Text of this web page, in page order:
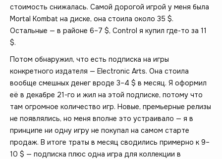
стоимость снижалась. Самой дорогой игрой у меня была
Mortal Kombat на диске, она стоила около 35 $.
Остальные — в районе 6–7 $, Control я купил где-то за 11
$.
Потом обнаружил, что есть подписка на игры
конкретного издателя — Electronic Arts. Она стоила
вообще смешных денег вроде 3–4 $ в месяц. Я оформил
её в декабре 21-го и жил на этой подписке, потому что
там огромное количество игр. Новые, премьерные релизы
не появлялись, но меня вполне это устраивало — я в
принципе ни одну игру не покупал на самом старте
продаж. В итоге траты в месяц сводились примерно к 9–
10 $ — подписка плюс одна игра для коллекции в